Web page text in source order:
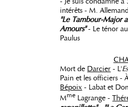
intérêts - M.
"Le Tambour-Major
Amours"- Le ténor
Paulus
Mort de Darcier - L'
Pain et les officiers -
Bépoix - Labat et
Mme Lagrange -